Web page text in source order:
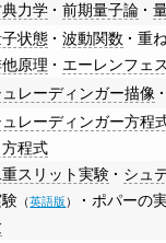
力学 前期量子論
状態 波動関数 重
原理
エーレンフェ
ュレーディンガー描像
ュレーディンガー方程
方程式
重スリット実験 シュ
（英語版） ポパーの